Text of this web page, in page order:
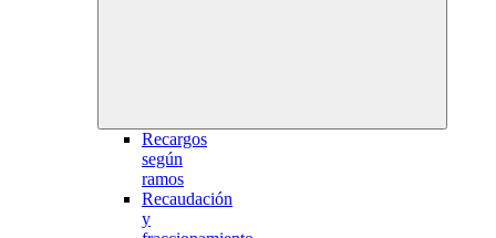
Recargos
según
ramos
Recaudación
y